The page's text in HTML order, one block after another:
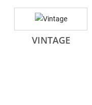
VINTAGE